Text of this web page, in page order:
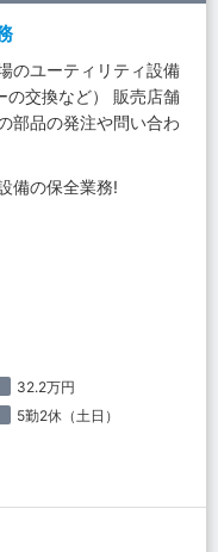
のユーティリティ設備
の交換など） 販売店舗
部品の発注や問い合わ
備の保全業務!
32.2万円
5勤2休（土日）